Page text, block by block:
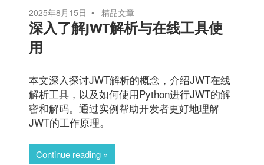
2025年8月15日 精品文章
深入了解JWT解析与在线工具使
用
本文深入探讨JWT解析的概念，介绍JWT在线
解析工具，以及如何使用Python进行JWT的解
密和解码。通过实例帮助开发者更好地理解
JWT的工作原理。
Continue reading